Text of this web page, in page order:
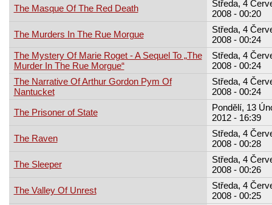
The Masque Of The Red Death
Středa, 4
2008 - 00:20
The Murders In The Rue Morgue
Středa, 4
2008 - 00:24
The Mystery Of Marie Roget - A Sequel To „The
Murder In The Rue Morgue“
Středa, 4
2008 - 00:24
The Narrative Of Arthur Gordon Pym Of
Nantucket
Středa, 4
2008 - 00:24
The Prisoner of State
Pondělí, 13
2012 - 16:39
The Raven
Středa, 4
2008 - 00:28
The Sleeper
Středa, 4
2008 - 00:26
The Valley Of Unrest
Středa, 4
2008 - 00:25